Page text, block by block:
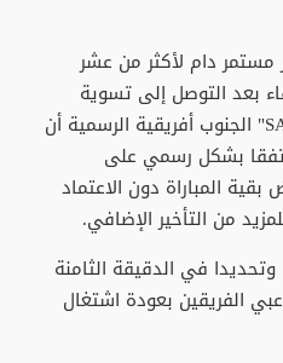
دام لأكثر من عشر
بعد التوصل إلى تسوية
ودية؛ حيث كشفت قناة "SABC" الجنوب أفريقية الرسمية أن
بشكل رسمي على
المباراة دون الاعتماد
في الدقيقة الثامنة
الفريقين بعودة اشتغال